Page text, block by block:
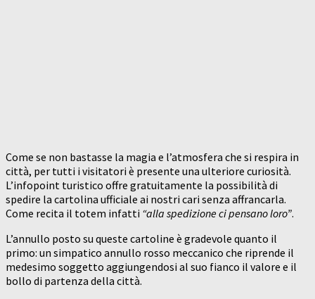
Come se non bastasse la magia e l’atmosfera che si respira in
città, per tutti i visitatori è presente una ulteriore curiosità.
L’infopoint turistico offre gratuitamente la possibilità di
spedire la cartolina ufficiale ai nostri cari senza affrancarla.
Come recita il totem infatti “alla spedizione ci pensano loro”.
L’annullo posto su queste cartoline è gradevole quanto il
primo: un simpatico annullo rosso meccanico che riprende il
medesimo soggetto aggiungendosi al suo fianco il valore e il
bollo di partenza della città.